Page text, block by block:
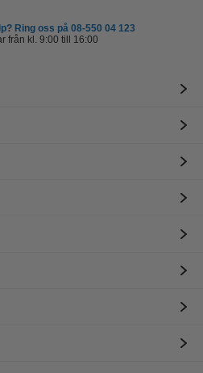
Ring oss på 08-550 04 123
från kl. 9:00 till 16:00